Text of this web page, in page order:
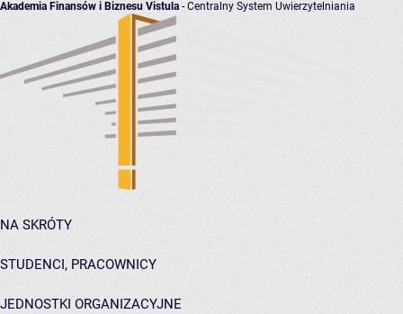
Akademia Finansów i Biznesu Vistula - Centralny System Uwierzytelniania
NA SKRÓTY
STUDENCI, PRACOWNICY
JEDNOSTKI ORGANIZACYJNE